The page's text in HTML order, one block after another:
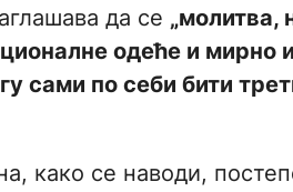
да се „молитва,
одеће и мирно
сами по себи бити
како се наводи,